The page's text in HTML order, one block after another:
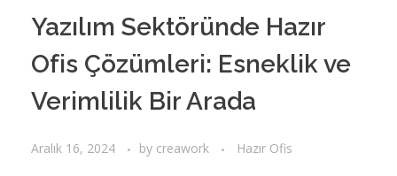
Yazılım Sektöründe Hazır
Ofis Çözümleri: Esneklik ve
Verimlilik Bir Arada
Aralık 16, 2024 by creawork Hazır Ofis